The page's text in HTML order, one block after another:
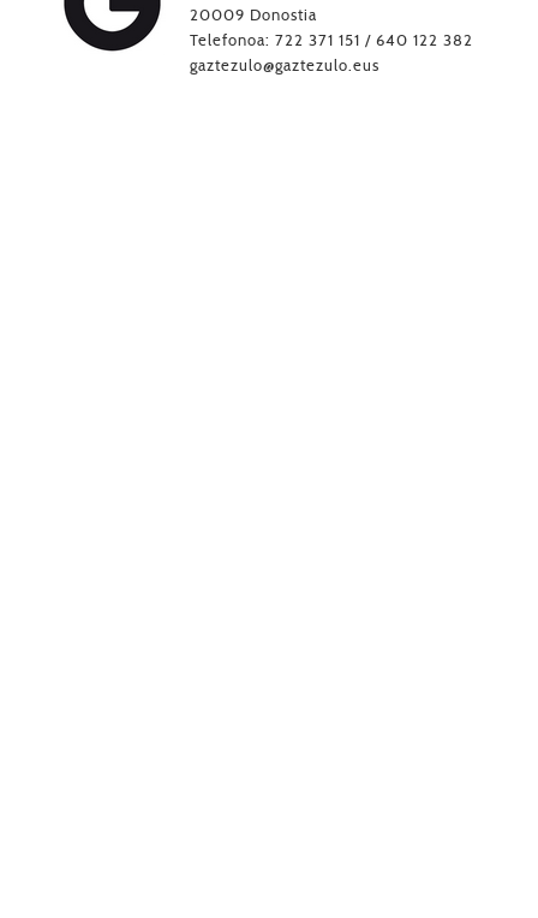
20009 Donostia
Telefonoa: 722 371 151 / 640 122 382
gaztezulo@gaztezulo.eus